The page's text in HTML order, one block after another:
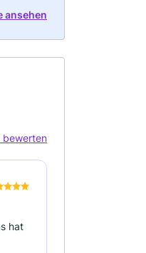
ansehen
bewerten
hat